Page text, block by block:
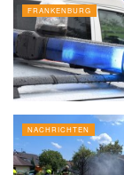
FRANKENBURG
NACHRICHTEN